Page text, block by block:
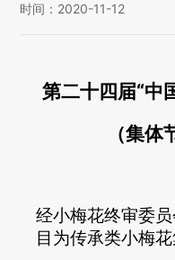
会员中心
刊物出版
戏剧视频
时间：2020-11-12
第二十四届“中
（集
经小梅花终审委
目为传承类小梅